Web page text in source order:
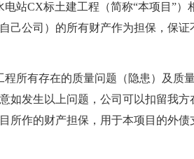
电站CX标土建工程（简称“本项目”
己公司）的所有财产作为担保，保
程所有存在的质量问题（隐患）及质
如发生以上问题，公司可以扣留我
所作的财产担保，用于本项目的外债